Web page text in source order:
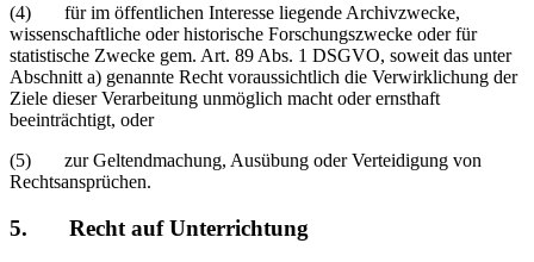
(4) für im öffentlichen Interesse liegende Archivzwecke,
wissenschaftliche oder historische Forschungszwecke oder für
statistische Zwecke gem. Art. 89 Abs. 1 DSGVO, soweit das unter
Abschnitt a) genannte Recht voraussichtlich die Verwirklichung der
Ziele dieser Verarbeitung unmöglich macht oder ernsthaft
beeinträchtigt, oder
(5) zur Geltendmachung, Ausübung oder Verteidigung von
Rechtsansprüchen.
5. Recht auf Unterrichtung